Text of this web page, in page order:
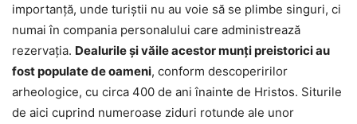
importanţă, unde turiştii nu au voie să se plimbe singuri, ci
numai în compania personalului care administrează
rezervaţia. Dealurile şi văile acestor munţi preistorici au
fost populate de oameni, conform descoperirilor
arheologice, cu circa 400 de ani înainte de Hristos. Siturile
de aici cuprind numeroase ziduri rotunde ale unor